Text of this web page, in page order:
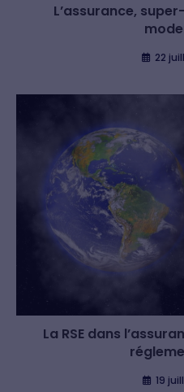
L’assurance,
22
La RSE dans
19